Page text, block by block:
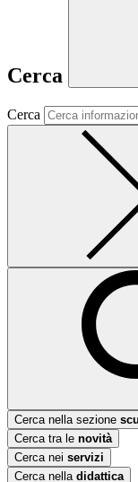
Cerca
Cerca
Cerca nella sezione
Cerca tra le novità
Cerca nei servizi
Cerca nella didattica